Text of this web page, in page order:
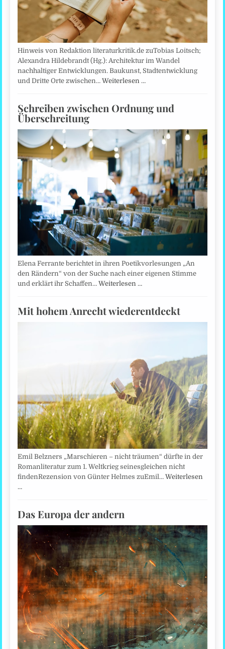
Hinweis von Redaktion literaturkritik.de zuTobias Loitsch;
Alexandra Hildebrandt (Hg.): Architektur im Wandel
nachhaltiger Entwicklungen. Baukunst, Stadtentwicklung
und Dritte Orte zwischen…Weiterlesen …
Schreiben zwischen Ordnung und
Überschreitung
Elena Ferrante berichtet in ihren Poetikvorlesungen „An
den Rändern“ von der Suche nach einer eigenen Stimme
und erklärt ihr Schaffen…Weiterlesen …
Mit hohem Anrecht wiederentdeckt
Emil Belzners „Marschieren – nicht träumen“ dürfte in der
Romanliteratur zum 1. Weltkrieg seinesgleichen nicht
findenRezension von Günter Helmes zuEmil…Weiterlesen
…
Das Europa der andern